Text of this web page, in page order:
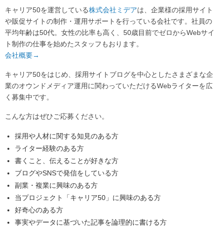
キャリア50を運営している株式会社ミデアは、企業様の採用サイト
や販促サイトの制作・運用サポートを行っている会社です。社員の
平均年齢は50代。女性の比率も高く、50歳目前でゼロからWebサイ
ト制作の仕事を始めたスタッフもおります。
会社概要→
キャリア50をはじめ、採用サイトブログを中心としたさまざまな企
業のオウンドメディア運用に関わっていただけるWebライターを広
く募集中です。
こんな方はぜひご応募ください。
採用や人材に関する知見のある方
ライター経験のある方
書くこと、伝えることが好きな方
ブログやSNSで発信をしている方
副業・複業に興味のある方
当プロジェクト「キャリア50」に興味のある方
好奇心のある方
事実やデータに基づいた記事を論理的に書ける方